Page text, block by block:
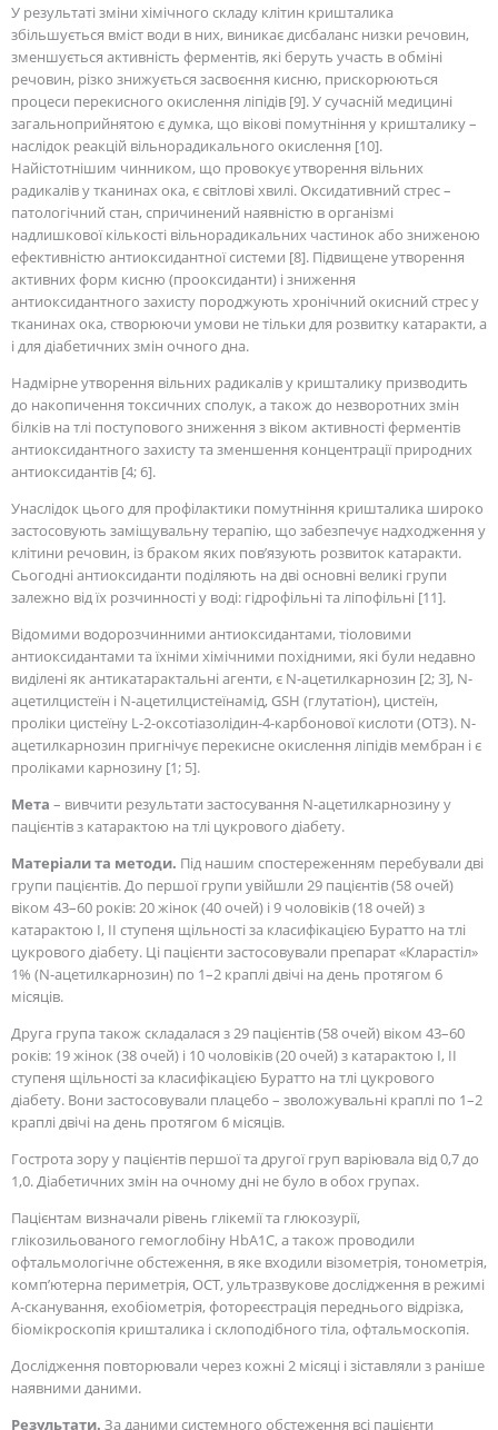
У результаті зміни хімічного складу клітин кришталика
збільшується вміст води в них, виникає дисбаланс низки речовин,
зменшується активність ферментів, які беруть участь в обміні
речовин, різко знижується засвоєння кисню, прискорюються
процеси перекисного окислення ліпідів [9]. У сучасній медицині
загальноприйнятою є думка, що вікові помутніння у кришталику –
наслідок реакцій вільнорадикального окислення [10].
Найістотнішим чинником, що провокує утворення вільних
радикалів у тканинах ока, є світлові хвилі. Оксидативний стрес –
патологічний стан, спричинений наявністю в організмі
надлишкової кількості вільнорадикальних частинок або зниженою
ефективністю антиоксидантної системи [8]. Підвищене утворення
активних форм кисню (прооксиданти) і зниження
антиоксидантного захисту породжують хронічний окисний стрес у
тканинах ока, створюючи умови не тільки для розвитку катаракти, а
і для діабетичних змін очного дна.
Надмірне утворення вільних радикалів у кришталику призводить
до накопичення токсичних сполук, а також до незворотних змін
білків на тлі поступового зниження з віком активності ферментів
антиоксидантного захисту та зменшення концентрації природних
антиоксидантів [4; 6].
Унаслідок цього для профілактики помутніння кришталика широко
застосовують заміщувальну терапію, що забезпечує надходження у
клітини речовин, із браком яких пов’язують розвиток катаракти.
Сьогодні антиоксиданти поділяють на дві основні великі групи
залежно від їх розчинності у воді: гідрофільні та ліпофільні [11].
Відомими водорозчинними антиоксидантами, тіоловими
антиоксидантами та їхніми хімічними похідними, які були недавно
виділені як антикатарактальні агенти, є N-ацетилкарнозин [2; 3], N-
ацетилцистеїн і N-ацетилцистеїнамід, GSH (глутатіон), цистеїн,
проліки цистеїну L-2-оксотіазолідин-4-карбонової кислоти (ОТЗ). N-
ацетилкарнозин пригнічує перекисне окислення ліпідів мембран і є
проліками карнозину [1; 5].
Мета – вивчити результати застосування N-ацетилкарнозину у
пацієнтів з катарактою на тлі цукрового діабету.
Матеріали та методи. Під нашим спостереженням перебували дві
групи пацієнтів. До першої групи увійшли 29 пацієнтів (58 очей)
віком 43–60 років: 20 жінок (40 очей) і 9 чоловіків (18 очей) з
катарактою I, II ступеня щільності за класифікацією Буратто на тлі
цукрового діабету. Ці пацієнти застосовували препарат «Кларастіл»
1% (N-ацетилкарнозин) по 1–2 краплі двічі на день протягом 6
місяців.
Друга група також складалася з 29 пацієнтів (58 очей) віком 43–60
років: 19 жінок (38 очей) і 10 чоловіків (20 очей) з катарактою I, II
ступеня щільності за класифікацією Буратто на тлі цукрового
діабету. Вони застосовували плацебо – зволожувальні краплі по 1–2
краплі двічі на день протягом 6 місяців.
Гострота зору у пацієнтів першої та другої груп варіювала від 0,7 до
1,0. Діабетичних змін на очному дні не було в обох групах.
Пацієнтам визначали рівень глікемії та глюкозурії,
глікозильованого гемоглобіну HbA1C, а також проводили
офтальмологічне обстеження, в яке входили візометрія, тонометрія,
комп’ютерна периметрія, ОСТ, ультразвукове дослідження в режимі
А-сканування, ехобіометрія, фотореєстрація переднього відрізка,
біомікроскопія кришталика і склоподібного тіла, офтальмоскопія.
Дослідження повторювали через кожні 2 місяці і зіставляли з раніше
наявними даними.
Результати. За даними системного обстеження всі пацієнти